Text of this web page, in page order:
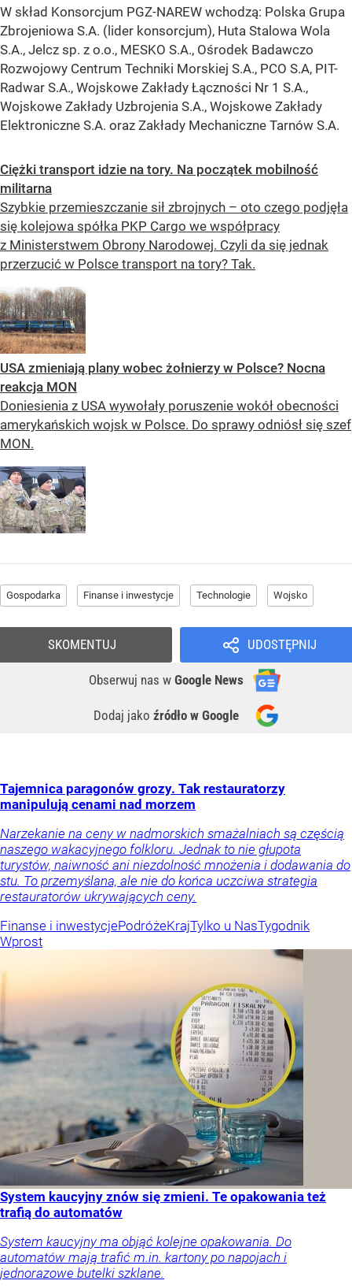
W skład Konsorcjum PGZ-NAREW wchodzą: Polska Grupa
Zbrojeniowa S.A. (lider konsorcjum), Huta Stalowa Wola
S.A., Jelcz sp. z o.o., MESKO S.A., Ośrodek Badawczo
Rozwojowy Centrum Techniki Morskiej S.A., PCO S.A, PIT-
Radwar S.A., Wojskowe Zakłady Łączności Nr 1 S.A.,
Wojskowe Zakłady Uzbrojenia S.A., Wojskowe Zakłady
Elektroniczne S.A. oraz Zakłady Mechaniczne Tarnów S.A.
Ciężki transport idzie na tory. Na początek mobilność
militarna
Szybkie przemieszczanie sił zbrojnych – oto czego podjęła
się kolejowa spółka PKP Cargo we współpracy
z Ministerstwem Obrony Narodowej. Czyli da się jednak
przerzucić w Polsce transport na tory? Tak.
USA zmieniają plany wobec żołnierzy w Polsce? Nocna
reakcja MON
Doniesienia z USA wywołały poruszenie wokół obecności
amerykańskich wojsk w Polsce. Do sprawy odniósł się szef
MON.
Gospodarka Finanse i inwestycje Technologie Wojsko
UDOSTĘPNIJ
Obserwuj nas w Google News
Dodaj jako źródło w Google
SKOMENTUJ
Tajemnica paragonów grozy. Tak restauratorzy
manipulują cenami nad morzem
Narzekanie na ceny w nadmorskich smażalniach są częścią
naszego wakacyjnego folkloru. Jednak to nie głupota
turystów, naiwność ani niezdolność mnożenia i dodawania do
stu. To przemyślana, ale nie do końca uczciwa strategia
restauratorów ukrywających ceny.
Finanse i inwestycjePodróżeKrajTylko u NasTygodnik
Wprost
System kaucyjny znów się zmieni. Te opakowania też
trafią do automatów
System kaucyjny ma objąć kolejne opakowania. Do
automatów mają trafić m.in. kartony po napojach i
jednorazowe butelki szklane.